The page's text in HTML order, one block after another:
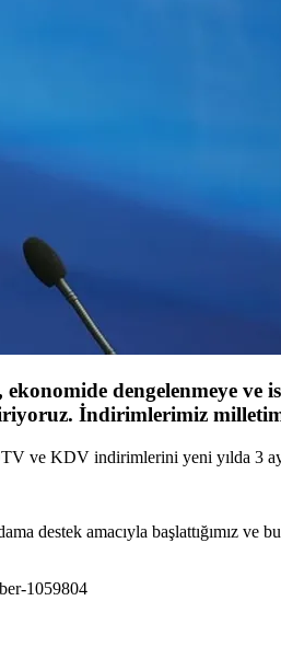
dengelenmeye ve
İndirimlerimiz
ve KDV indirimlerini yeni yılda 3
destek amacıyla başlattığımız
1059804